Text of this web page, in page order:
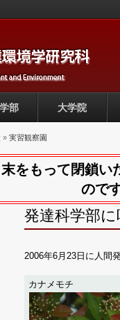
学部 大学院
» 実習観察園
をもって閉鎖
ので
発達科学部
2006年6月23日に人間
カナメモチ